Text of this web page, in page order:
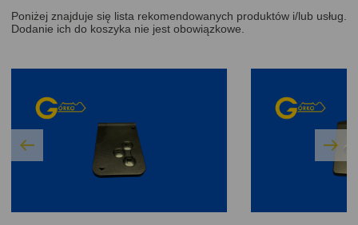
Poniżej znajduje się lista rekomendowanych produktów i/lub usług.
Dodanie ich do koszyka nie jest obowiązkowe.